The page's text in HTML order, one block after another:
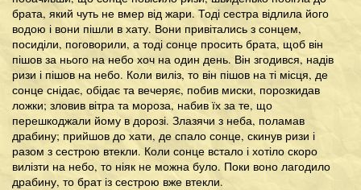
брата, який чуть не вмер від жари. Тоді сестра відлила його
водою і вони пішли в хату. Вони привітались з сонцем,
посиділи, поговорили, а тоді сонце просить брата, щоб він
пішов за нього на небо хоч на один день. Він згодився, надів
ризи і пішов на небо. Коли виліз, то він пішов на ті місця, де
сонце снідає, обідає та вечеряє, побив миски, порозкидав
ложки; зловив вітра та мороза, набив їх за те, що
перешкоджали йому в дорозі. Злазячи з неба, поламав
драбину; прийшов до хати, де спало сонце, скинув ризи і
разом з сестрою втекли. Коли сонце встало і хотіло скоро
вилізти на небо, то ніяк не можна було. Поки воно лагодило
драбину, то брат із сестрою вже втекли.